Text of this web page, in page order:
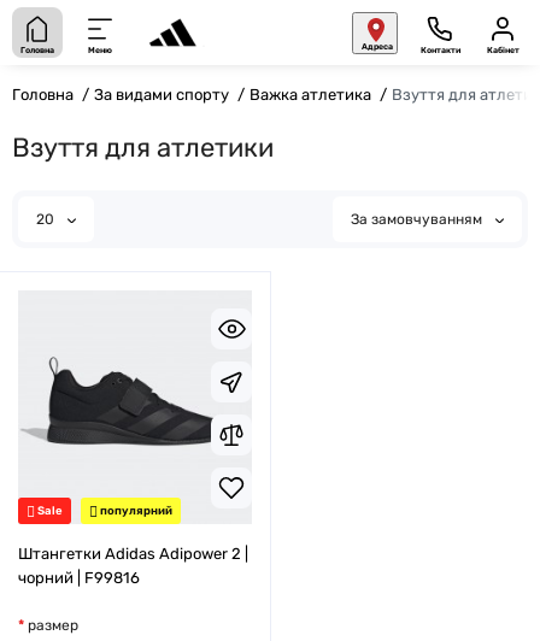
Головна Меню Адреса Контакти Кабінет
Головна За видами спорту Важка атлетика Взуття для
Взуття для атлетики
20 За замовчуванням
Sale популярний
Штангетки Adidas Adipower 2 |
чорний | F99816
размер